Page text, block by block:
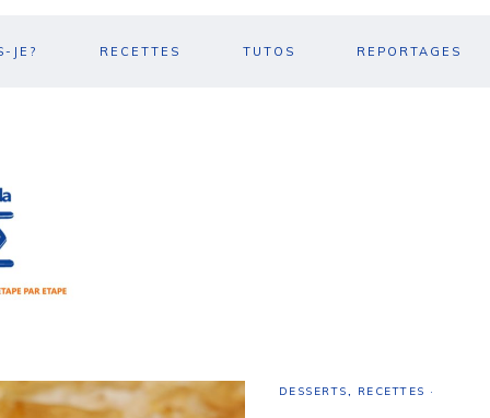
JE? RECETTES TUTOS REPORTAGES
DESSERTS, RECETTES ·